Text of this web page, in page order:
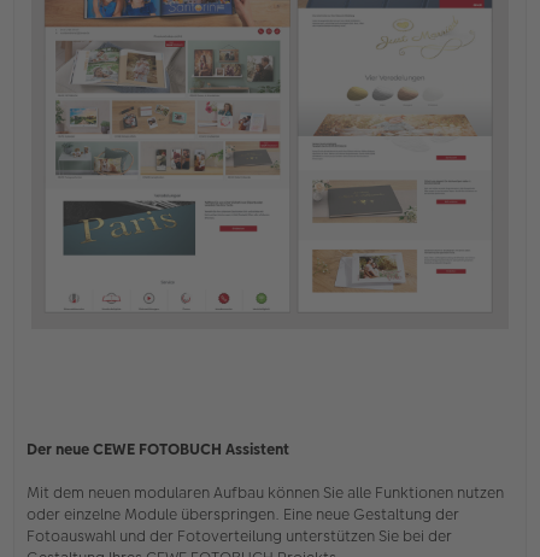
Der neue CEWE FOTOBUCH Assistent
Mit dem neuen modularen Aufbau können Sie alle Funktionen nutzen
oder einzelne Module überspringen. Eine neue Gestaltung der
Fotoauswahl und der Fotoverteilung unterstützen Sie bei der